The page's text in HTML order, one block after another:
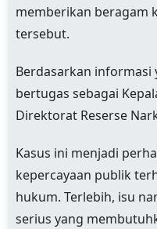
memberikan beragam
tersebut.
Berdasarkan informasi
bertugas sebagai
Direktorat Reserse
Kasus ini menjadi
kepercayaan publik
hukum. Terlebih, isu
serius yang